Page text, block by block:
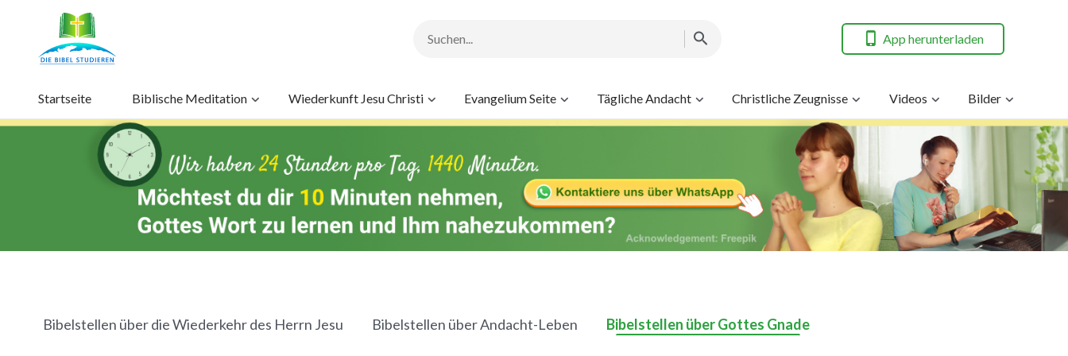
App herunterladen
Startseite Biblische Meditation Wiederkunft Jesu Christi Evangelium Seite Tägliche Andacht Christliche Zeugnisse Videos Bilder
Bibelstellen über die Wiederkehr des Herrn Jesu Bibelstellen über Andacht-Leben Bibelstellen über Gottes Gnade